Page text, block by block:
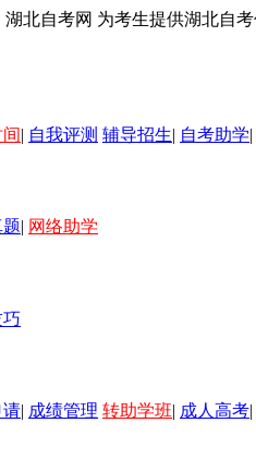
北自考网 为考生提供湖北自
| 自我评测 辅导招生| 自考助学|
| 网络助学
请| 成绩管理 转助学班| 成人高考|